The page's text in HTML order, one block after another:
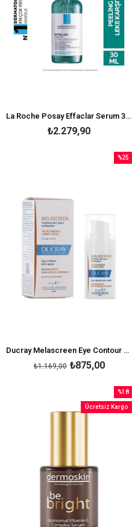
La Roche Posay Effaclar Serum 30 ml-Peeling Etkili
₺2.279,90
Ducray Melascreen Eye Contour Anti-Spots15 ml
₺875,00
₺1.169,00
%25
%18
İndirim
Ücretsiz Kargo